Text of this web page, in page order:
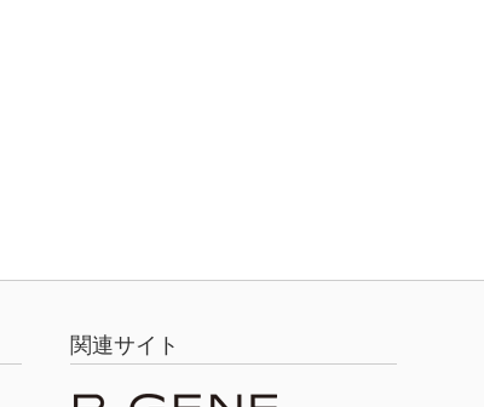
関連サイト